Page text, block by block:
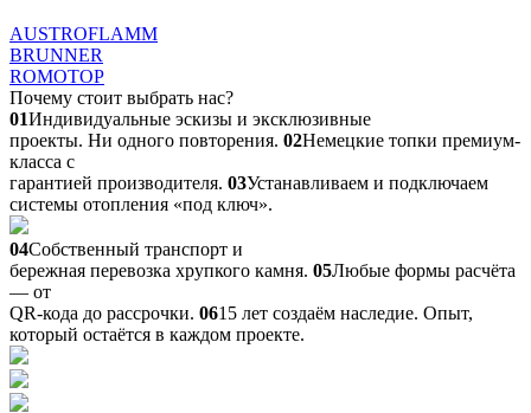
AUSTROFLAMM
BRUNNER
ROMOTOP
Почему стоит выбрать нас?
01Индивидуальные эскизы и эксклюзивные
проекты. Ни одного повторения. 02Немецкие топки премиум-
класса с
гарантией производителя. 03Устанавливаем и подключаем
системы отопления «под ключ».
04Собственный транспорт и
бережная перевозка хрупкого камня. 05Любые формы расчёта
— от
QR-кода до рассрочки. 0615 лет создаём наследие. Опыт,
который остаётся в каждом проекте.